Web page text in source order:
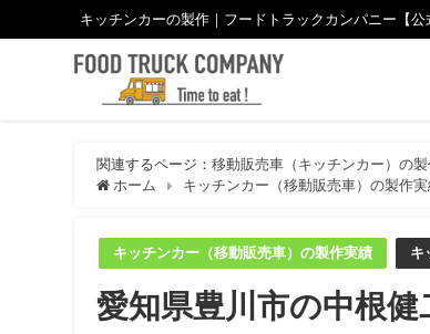
キッチンカーの製作｜フードトラックカンパニー【公
関連するページ：移動販売車（キッチンカー）の製
ホーム
キッチンカー（移動販売車）の製作実
キッチンカー（移動販売車）の製作実績 キ
愛知県豊川市の中根